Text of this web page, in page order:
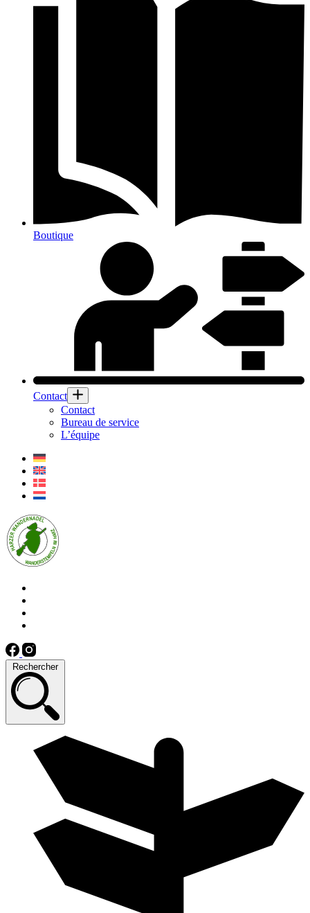
Boutique
Contact
Contact
Bureau de service
L’équipe
Rechercher